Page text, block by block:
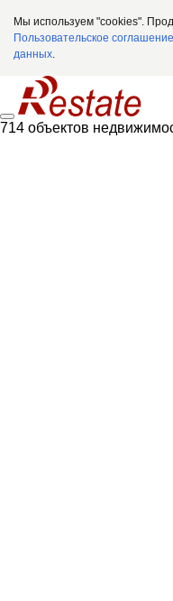
Мы используем "cookies".
Пользовательское соглашение
данных.
714 объектов